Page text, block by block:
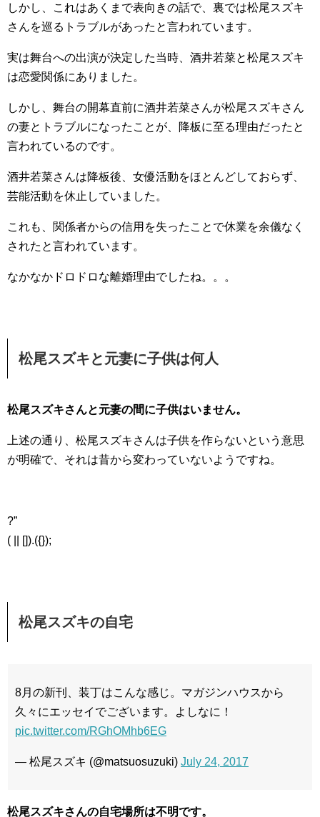
しかし、これはあくまで表向きの話で、裏では松尾スズキ
さんを巡るトラブルがあったと言われています。
実は舞台への出演が決定した当時、酒井若菜と松尾スズキ
は恋愛関係にありました。
しかし、舞台の開幕直前に酒井若菜さんが松尾スズキさん
の妻とトラブルになったことが、降板に至る理由だったと
言われているのです。
酒井若菜さんは降板後、女優活動をほとんどしておらず、
芸能活動を休止していました。
これも、関係者からの信用を失ったことで休業を余儀なく
されたと言われています。
なかなかドロドロな離婚理由でしたね。。。
松尾スズキと元妻に子供は何人
松尾スズキさんと元妻の間に子供はいません。
上述の通り、松尾スズキさんは子供を作らないという意思
が明確で、それは昔から変わっていないようですね。
?”
( || []).({});
松尾スズキの自宅
8月の新刊、装丁はこんな感じ。マガジンハウスから
久々にエッセイでございます。よしなに！
pic.twitter.com/RGhOMhb6EG
— 松尾スズキ (@matsuosuzuki) July 24, 2017
松尾スズキさんの自宅場所は不明です。